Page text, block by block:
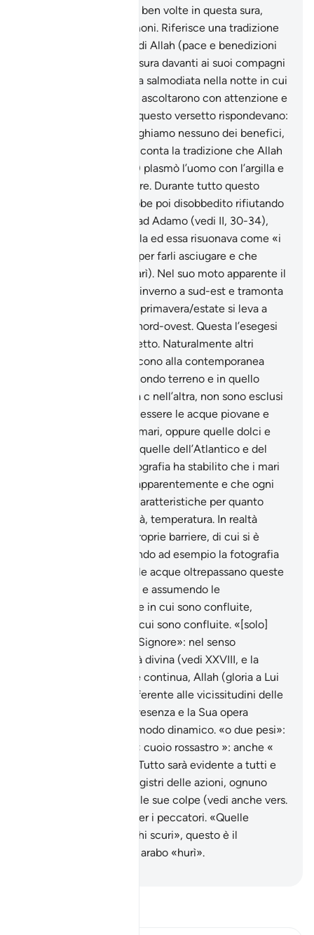
domanda, che si ripete ben volte in questa sura,
sono gli uomini e i dèmoni. Riferisce una tradizione
che un giorno l’Inviato di Allah (pace e benedizioni
su di lui) recitò questa sura davanti ai suoi compagni
e poi disse loro di averla salmodiata nella notte in cui
predicò ai dèmoni. Essi ascoltarono con attenzione e
ogniqualvolta udivano questo versetto rispondevano:
«Signor nostro, non neghiamo nessuno dei benefici,
Tu sei il Sapiente». Racconta la tradizione che Allah
(gloria a Lui l’Altissimo) plasmò l’uomo con l’argilla e
poi lo lasciò ad asciugare. Durante tutto questo
periodo Iblìs, che avrebbe poi disobbedito rifiutando
di prosternarsi davanti ad Adamo (vedi II, 30-34),
colpiva la figura di argilla ed essa risuonava come «i
vasi che il vasaio rigira per farli asciugare e che
cozzano tra loro» (Tabarì). Nel suo moto apparente il
sole si leva in autunno/inverno a sud-est e tramonta
a sud- ovest mentre in primavera/estate si leva a
nord-est e tramonta a nord-ovest. Questa l’esegesi
classica di questo versetto. Naturalmente altri
significati che si riferiscono alla contemporanea
pregnanza divina nel mondo terreno e in quello
invisibile, in questa vita c nell’altra, non sono esclusi
né escludibili. Possono essere le acque piovane e
quelle dei fiumi, laghi, mari, oppure quelle dolci e
quelle salate, o ancora quelle dell’Atlantico e del
Mediterraneo. L’oceanografia ha stabilito che i mari
si compenetrano solo apparentemente e che ogni
mare ha sue peculiari caratteristiche per quanto
riguarda salinità, densità, temperatura. In realtà
esistono delle vere e proprie barriere, di cui si è
avuta la prova (utilizzando ad esempio la fotografia
all’infrarosso). Quando le acque oltrepassano queste
barriere, si trasformano e assumendo le
caratteristiche del mare in cui sono confluite,
«diventano» il mare in cui sono confluite. «[solo]
rimarrà il Volto del tuo Signore»: nel senso
dell’eternità della realtà divina (vedi XXVIII, e la
nota). L’attività divina è continua, Allah (gloria a Lui
l’Altissimo) non è indifferente alle vicissitudini delle
Sue creature. La Sua presenza e la Sua opera
governano il creato in modo dinamico. «o due pesi»:
gli uomini e i dèmoni. « cuoio rossastro »: anche «
come olio infuocato » Tutto sarà evidente a tutti e
per tutti parleranno i registri delle azioni, ognuno
porterà in sé i segni delle sue colpe (vedi anche vers.
e non ci sarà scampo per i peccatori. «Quelle
bianche dai grandi occhi scuri», questo è il
significato del termine arabo «hurì».